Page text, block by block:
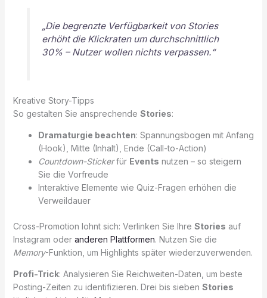
„Die begrenzte Verfügbarkeit von Stories
erhöht die Klickraten um durchschnittlich
30% – Nutzer wollen nichts verpassen.“
Kreative Story-Tipps
So gestalten Sie ansprechende Stories:
Dramaturgie beachten: Spannungsbogen mit Anfang
(Hook), Mitte (Inhalt), Ende (Call-to-Action)
Countdown-Stickerfür Events nutzen – so steigern
Sie die Vorfreude
Interaktive Elemente wie Quiz-Fragen erhöhen die
Verweildauer
Cross-Promotion lohnt sich: Verlinken Sie Ihre Stories auf
Instagram oder anderen Plattformen. Nutzen Sie die
Memory-Funktion, um Highlights später wiederzuverwenden.
Profi-Trick: Analysieren Sie Reichweiten-Daten, um beste
Posting-Zeiten zu identifizieren. Drei bis sieben Stories